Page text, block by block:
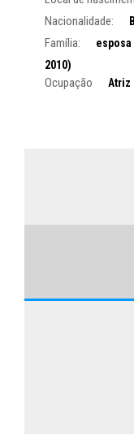
Nacionalidade:
Família:
2010)
Ocupação Atriz